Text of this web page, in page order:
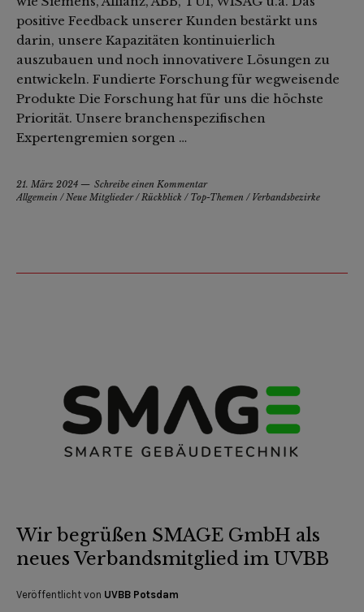
positive Feedback unserer Kunden bestärkt uns
darin, unsere Kapazitäten kontinuierlich
auszubauen und noch innovativere Lösungen zu
entwickeln. Fundierte Forschung für wegweisende
Produkte Die Forschung hat für uns die höchste
Priorität. Unsere branchenspezifischen
Expertengremien sorgen …
21. März 2024
Schreibe einen Kommentar
Allgemein / Neue Mitglieder/ Rückblick / Top-Themen / Verbandsbezirke
Wir begrüßen SMAGE GmbH als
neues Verbandsmitglied im UVBB
Veröffentlicht von UVBB Potsdam